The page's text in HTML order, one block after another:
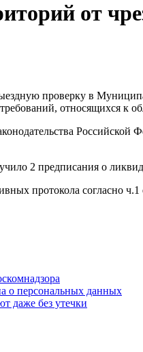
от
проверку в
относящихся к
Российской
2 предписания о
протокола согласно
о персональных данных
даже без утечки